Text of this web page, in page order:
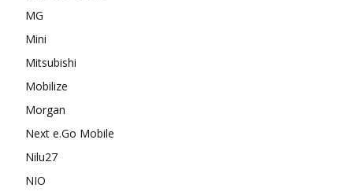
MG
Mini
Mitsubishi
Mobilize
Morgan
Next e.Go Mobile
Nilu27
NIO